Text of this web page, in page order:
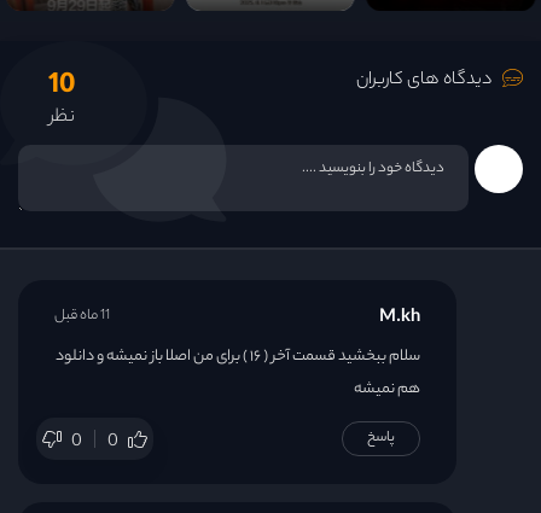
دیدگاه های کاربران 10
نظر
M.kh
سلام ببخشید قسمت آخر ( ۱۶ ) برای من اصلا باز نمیشه و دانلود
هم نمیشه
0 0
11 ماه قبل
پاسخ